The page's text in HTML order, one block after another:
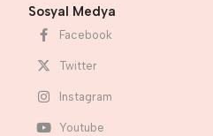
Sosyal Medya
Facebook
Twitter
Instagram
Youtube